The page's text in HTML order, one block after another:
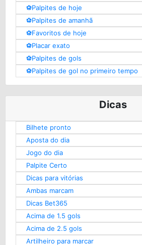
⚽️Palpites de hoje
⚽️Palpites de amanhã
⚽️Favoritos de hoje
⚽️Placar exato
⚽️Palpites de gols
⚽️Palpites de gol no primeiro tempo
Dicas
Bilhete pronto
Aposta do dia
Jogo do dia
Palpite Certo
Dicas para vitórias
Ambas marcam
Dicas Bet365
Acima de 1.5 gols
Acima de 2.5 gols
Artilheiro para marcar